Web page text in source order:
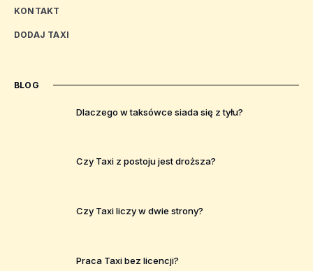
KONTAKT
DODAJ TAXI
BLOG
Dlaczego w taksówce siada się z tyłu?
Czy Taxi z postoju jest droższa?
Czy Taxi liczy w dwie strony?
Praca Taxi bez licencji?